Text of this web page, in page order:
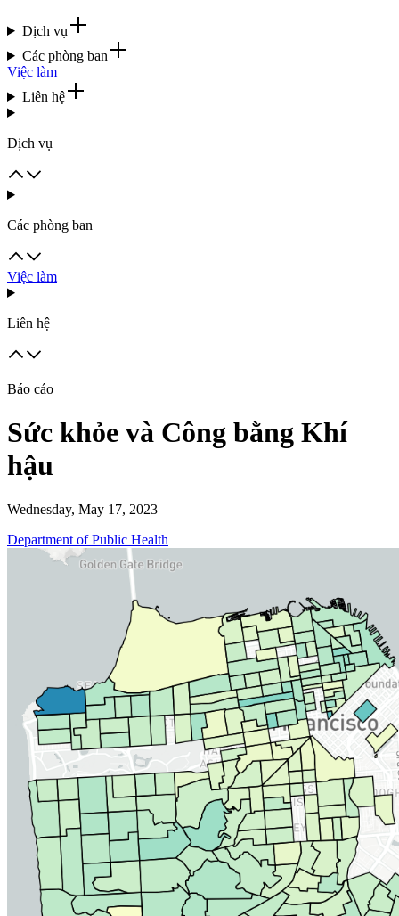
Dịch vụ
Các phòng ban
Việc làm
Liên hệ
Dịch vụ
Các phòng ban
Việc làm
Liên hệ
Báo cáo
Sức khỏe và Công bằng Khí
hậu
Wednesday, May 17, 2023
Department of Public Health